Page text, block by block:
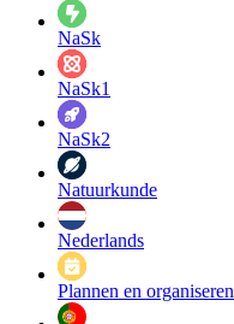
NaSk
NaSk1
NaSk2
Natuurkunde
Nederlands
Plannen en organiseren